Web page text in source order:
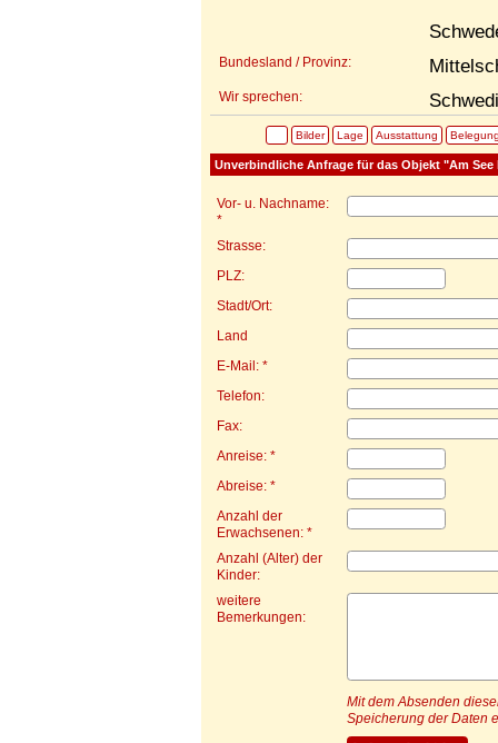
Bundesland / Provinz:
Wir sprechen:
Bilder Lage Ausstattung
Unverbindliche Anfrage für das Objekt "Am See
Vor- u. Nachname:
*
Strasse:
PLZ:
Stadt/Ort:
Land
E-Mail: *
Telefon:
Fax:
Anreise: *
Abreise: *
Anzahl der
Erwachsenen: *
Anzahl (Alter) der
Kinder:
weitere
Bemerkungen:
Mit dem Absenden
Speicherung der Daten